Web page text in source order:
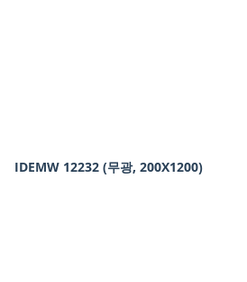
IDEMW 12232 (무광, 200X1200)